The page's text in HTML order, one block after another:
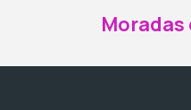
Moradas